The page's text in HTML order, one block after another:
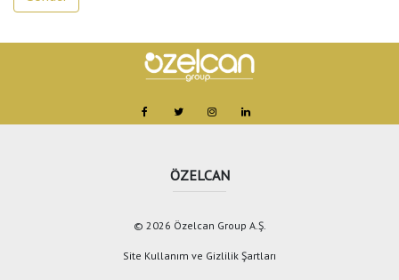
ÖZELCAN
© 2026 Özelcan Group A.Ş.
Site Kullanım ve Gizlilik Şartları